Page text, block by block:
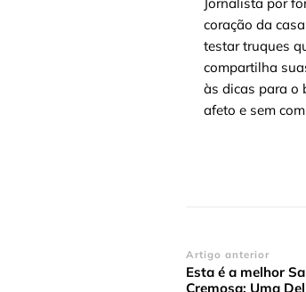
coração da
testar truques
compartilha
às dicas para o
afeto e sem
de
Artigo anterior
Esta é a melhor
Cremosa: Uma